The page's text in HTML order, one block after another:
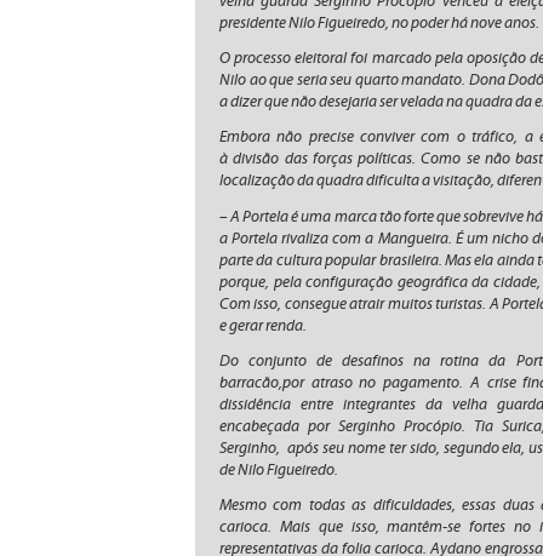
presidente Nilo Figueiredo, no poder há nove anos.
O processo eleitoral foi marcado pela oposição
Nilo ao que seria seu quarto mandato. Dona
a dizer que não desejaria ser velada na quadra da
Embora não precise conviver com o tráfico,
à divisão das forças políticas. Como se não
localização da quadra dificulta a visitação,
– A Portela é uma marca tão forte que sobrevive
a Portela rivaliza com a Mangueira. É um nicho
parte da cultura popular brasileira. Mas ela
porque, pela configuração geográfica da
Com isso, consegue atrair muitos turistas. A
e gerar renda.
Do conjunto de desafinos na rotina da
barracão,por atraso no pagamento. A crise
dissidência entre integrantes da velha
encabeçada por Serginho Procópio. Tia
Serginho, após seu nome ter sido, segundo ela,
de Nilo Figueiredo.
Mesmo com todas as dificuldades, essas
carioca. Mais que isso, mantêm-se fortes
representativas da folia carioca. Aydano